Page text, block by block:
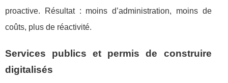
proactive. Résultat : moins d’administration, moins de
coûts, plus de réactivité.
Services publics et permis de construire
digitalisés